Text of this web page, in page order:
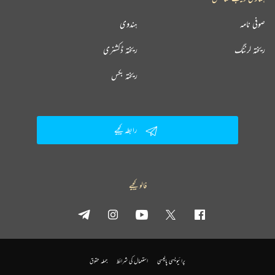
لوگوں کے ساتھ نارواسلوک کئے ہیں۔ اپنے عملی غرور میں بعضوں کے ساتھ ان کا رویہ نہایت
غیرہمدردانہ ہی نہیں بلکہ سفاکانہ رہا ہے۔
کہیں کوئی ناگوار صورت پیدا نہیں ہوئی۔
یہ کہنا کہ قاضی عبدالودود نے کوئی مستقل کتاب نہیں لکھی، دراصل ان کی نگارشات سے لاعلمی کا ثبوت
یہ بھی کہا جاتا ہے کہ قاضی عبدالودود اپنی جارحانہ منفی تحریروں سے لوگوں کا تمسخر اڑا کر انہیں پست ہی
ہندوی صوفی نامہ
ریختہ ڈکشنری ریختہ لرننگ
ریختہ بکس
رابطہ کیجیے
فالو کیجیے
پرائیویسی پالیسی استعمال کی شرائط جملہ حقوق